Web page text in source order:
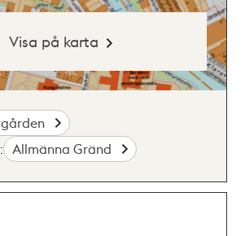
Visa på karta
Allmänna Gränd